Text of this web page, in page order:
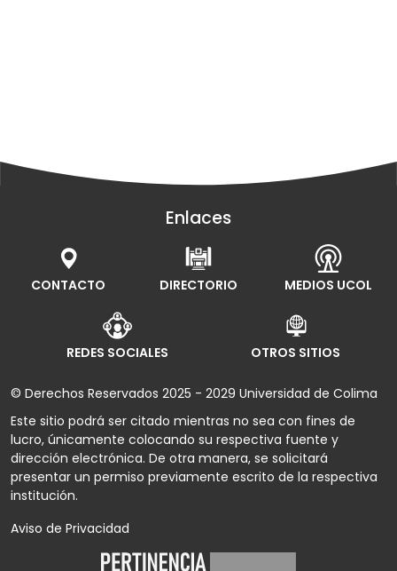
Enlaces
CONTACTO DIRECTORIO MEDIOS UCOL
REDES SOCIALES OTROS SITIOS
© Derechos Reservados 2025 - 2029 Universidad de Colima
Este sitio podrá ser citado mientras no sea con fines de
lucro, únicamente colocando su respectiva fuente y
dirección electrónica. De otra manera, se solicitará
presentar un permiso previamente escrito de la respectiva
institución.
Aviso de Privacidad